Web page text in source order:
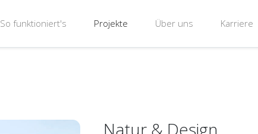
So funktioniert's Projekte Über uns Karriere
Natur & Design